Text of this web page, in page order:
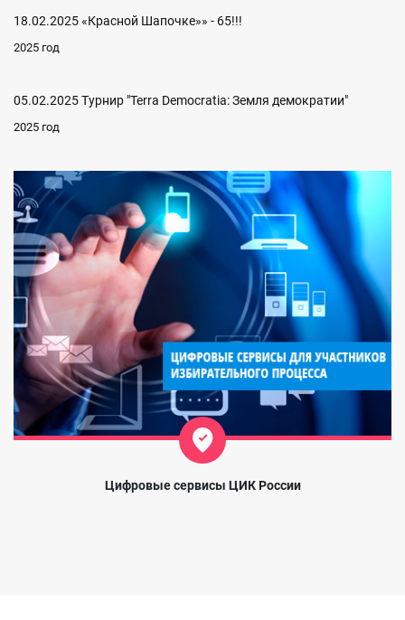
18.02.2025 «Красной Шапочке»» - 65!!!
2025 год
05.02.2025 Турнир "Terra Democratia: Земля демократии"
2025 год
Цифровые сервисы ЦИК России